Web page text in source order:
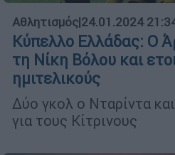
Αθλητισμός|24.01.2024
Κύπελλο Ελλάδας: Ο
τη Νίκη Βόλου και
ημιτελικούς
Δύο γκολ ο Νταρίντα
για τους Κίτρινους